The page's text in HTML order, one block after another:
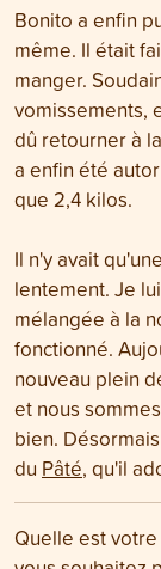
Bonito a enfin
même. Il était
manger.
vomissements,
dû retourner à
a enfin été
que 2,4 kilos.
Il n'y avait
lentement. Je
mélangée à la
fonctionné.
nouveau plein
et nous
bien.
du Pâté, qu'il
Quelle est